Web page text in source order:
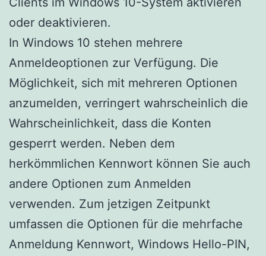
oder deaktivieren.
In Windows 10 stehen mehrere
Anmeldeoptionen zur Verfügung. Die
Möglichkeit, sich mit mehreren Optionen
anzumelden, verringert wahrscheinlich die
Wahrscheinlichkeit, dass die Konten
gesperrt werden. Neben dem
herkömmlichen Kennwort können Sie auch
andere Optionen zum Anmelden
verwenden. Zum jetzigen Zeitpunkt
umfassen die Optionen für die mehrfache
Anmeldung Kennwort, Windows Hello-PIN,